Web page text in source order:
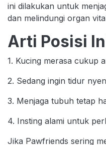
ini dilakukan untuk
dan melindungi organ
Arti Posisi
1. Kucing merasa cukup
2. Sedang ingin tidur
3. Menjaga tubuh tetap
4. Insting alami untuk
Jika Pawfriends sering